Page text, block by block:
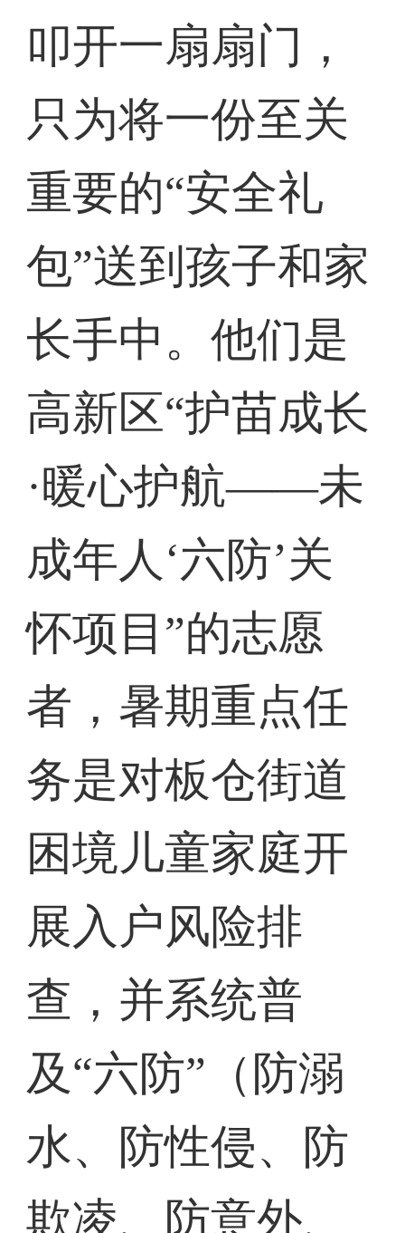
叩开一扇扇门，
只为将一份至关
重要的“安全礼
包”送到孩子和家
长手中。他们是
高新区“护苗成长
·暖心护航——未
成年人‘六防’关
怀项目”的志愿
者，暑期重点任
务是对板仓街道
困境儿童家庭开
展入户风险排
查，并系统普
及“六防”（防溺
水、防性侵、防
欺凌、防意外、